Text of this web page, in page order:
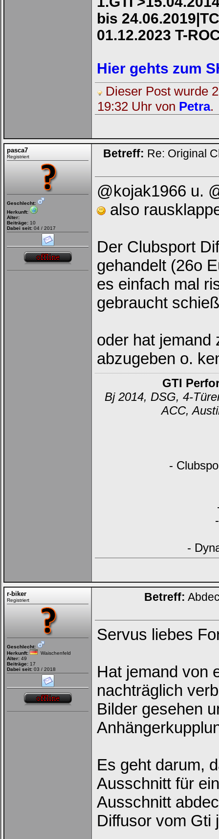
bis
01.12.2023 T-
Hier gehts zum
Dieser Post wurde
19:32 Uhr von Petra.
pasca7
Registriert
Geschlecht:
Herkunft:
Alter:
Beiträge: 10
Dabei seit: 04 / 2017
Betreff: Re: Original
@kojak1966 u.
also
Der Clubsport
gehandelt (26o
es einfach mal
gebraucht
oder hat jemand
abzugeben o.
GTI
Bj 2014, DSG, 4-
ACC,
-
-
r-biker
Registriert
Geschlecht:
Herkunft:
Waischenfeld
Alter: 49
Beiträge: 17
Dabei seit: 03 / 2018
Betreff:
Servus liebes
Hat jemand von
nachträglich
Bilder gesehen
Es geht darum,
Ausschnitt für
Ausschnitt
Diffusor vom Gti